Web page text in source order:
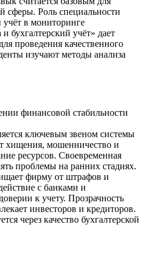
сферы. Роль специальности
в мониторинге
бухгалтерский учёт» дает
проведения качественного
изучают методы анализа
финансовой стабильности
ключевым звеном системы
хищения, мошенничество и
ресурсов. Своевременная
проблемы на ранних стадиях.
фирму от штрафов и
с банками и
к учету. Прозрачность
инвесторов и кредиторов.
через качество бухгалтерской